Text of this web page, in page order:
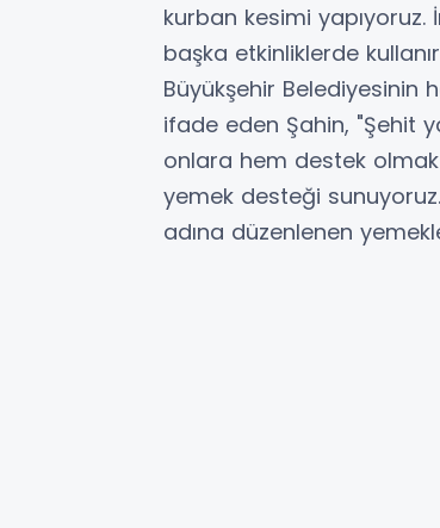
kurban kesimi
başka etkinliklerde
Büyükşehir Belediyesinin
ifade eden Şahin, "Şehit
onlara hem destek olmak
yemek desteği
adına düzenlenen